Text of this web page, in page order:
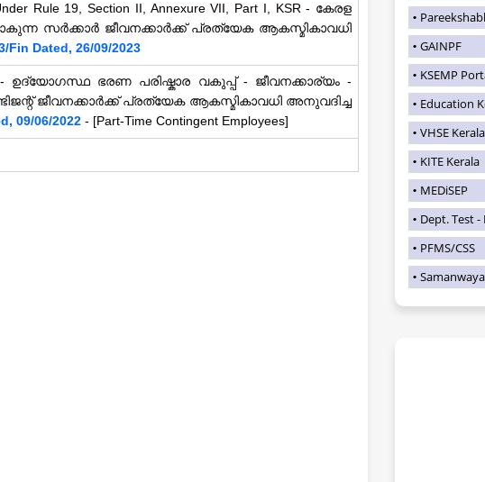
Rule 19, Section II, Annexure VII, Part I, KSR - കേരള
സർക്കാർ ജീവനക്കാർക്ക് പ്രത്യേക ആകസ്മികാവധി
Fin Dated, 26/09/2023
- ഉദ്യോഗസ്ഥ ഭരണ പരിഷ്കാര വകുപ്പ് - ജീവനക്കാര്യം -
ജീവനക്കാർക്ക് പ്രത്യേക ആകസ്മികാവധി അനുവദിച്ച
09/06/2022 - [Part-Time Contingent Employees]
GAINPF
KSEMP
Education
VHSE Kerala
KITE Kerala
MEDiSEP
Dept. Test -
PFMS/CSS
Samanwaya